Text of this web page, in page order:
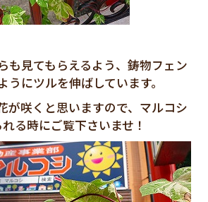
も見てもらえるよう、鋳物フェン
うにツルを伸ばしています。
が咲くと思いますので、マルコシ
る時にご覧下さいませ！